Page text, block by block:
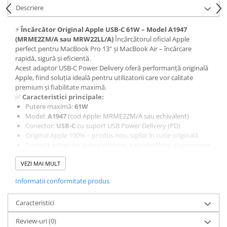
Piese & Accesorii iPhone
iPhone 16 Pro Max
iPhone 16 Pro
iPhone 17 Pro
iPhone 15 Pro Max
iPhone 16 Plus
iPhone 17
iPhone 15 Pro
iPhone 16
iPhone 15
iPhone 14 Pro
iPhone 14 Plus
iPhone 14
Descriere
⚡Încărcător Original Apple USB-C 61W – Model A1947
(MRME2ZM/A sau MRW22LL/A)Încărcătorul oficial Apple
perfect pentru MacBook Pro 13" și MacBook Air – încărcare
rapidă, sigură și eficientă.
Acest adaptor USB-C Power Delivery oferă performanță originală
Apple, fiind soluția ideală pentru utilizatorii care vor calitate
premium și fiabilitate maximă.
✅Caracteristici principale:
Putere maximă:61W
Model:A1947(cod Apple: MRME2ZM/A sau echivalent)
Conector: USB-C cu suport USB Power Delivery (PD)
Original Apple 100% – produs nou, sigilat în cutie originală
Design compact și elegant, ușor de transportat
Garanție comercială:
MacBook Pro 13" (2016–2022, inclusiv modelele cu Touch Bar
și M1/M2)
MacBook Air (M1, M2, Retina 2018–2020)
MacBook 12" (2015–2017)
iPad Pro / iPad Air (cu cablu USB-C)
VEZI MAI MULT
Informatii conformitate produs
Caracteristici
Review-uri(0)